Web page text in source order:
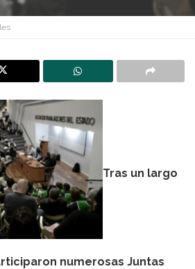
Tras un largo
numerosas Juntas